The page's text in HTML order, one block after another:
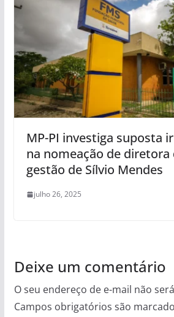
MP-PI investiga suposta
na nomeação de diretora
gestão de Sílvio Mendes
julho 26, 2025
Deixe um comentário
O seu endereço de e-mail não
Campos obrigatórios são